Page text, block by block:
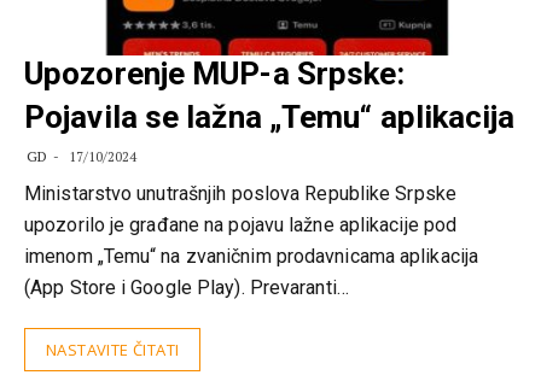
Upozorenje MUP-a Srpske:
Pojavila se lažna „Temu“ aplikacija
GD 17/10/2024
Ministarstvo unutrašnjih poslova Republike Srpske
upozorilo je građane na pojavu lažne aplikacije pod
imenom „Temu“ na zvaničnim prodavnicama aplikacija
(App Store i Google Play). Prevaranti…
NASTAVITE ČITATI